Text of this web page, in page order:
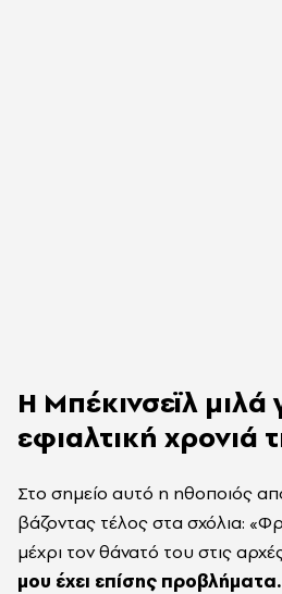
Η Μπέκινσεϊλ μιλά
εφιαλτική χρονιά
Στο σημείο αυτό η ηθοποιός
βάζοντας τέλος στα σχόλια:
μέχρι τον θάνατό του στις
μου έχει επίσης